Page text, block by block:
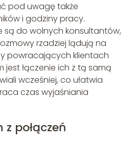
pod uwagę także
i godziny pracy.
są do wolnych konsultantów,
rzadziej lądują na
powracających klientach
jest łączenie ich z tą samą
wcześniej, co ułatwia
czas wyjaśniania
połączeń